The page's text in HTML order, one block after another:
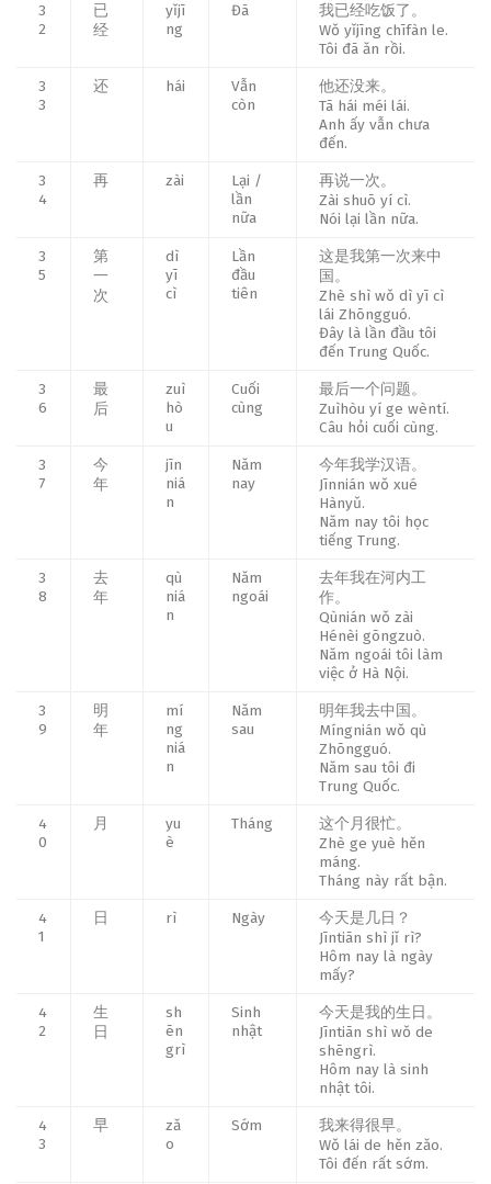
3
2
已
经
yǐjī
ng
Đã
我已经吃饭了。
Wǒ yǐjīng chīfàn le.
Tôi đã ăn rồi.
3
3
还 hái
Vẫn
còn
他还没来。
Tā hái méi lái.
Anh ấy vẫn chưa
đến.
3
4
再 zài
Lại /
lần
nữa
再说一次。
Zài shuō yí cì.
Nói lại lần nữa.
3
5
第
一
次
dì
yī
cì
Lần
đầu
tiên
这是我第一次来中
国。
Zhè shì wǒ dì yī cì
lái Zhōngguó.
Đây là lần đầu tôi
đến Trung Quốc.
3
6
最
后
zuì
hò
u
Cuối
cùng
最后一个问题。
Zuìhòu yí ge wèntí.
Câu hỏi cuối cùng.
3
7
今
年
jīn
niá
n
Năm
nay
今年我学汉语。
Jīnnián wǒ xué
Hànyǔ.
Năm nay tôi học
tiếng Trung.
3
8
去
年
qù
niá
n
Năm
ngoái
去年我在河内工
作。
Qùnián wǒ zài
Hénèi gōngzuò.
Năm ngoái tôi làm
việc ở Hà Nội.
3
9
明
年
mí
ng
niá
n
Năm
sau
明年我去中国。
Míngnián wǒ qù
Zhōngguó.
Năm sau tôi đi
Trung Quốc.
4
0
月
yu
è
Tháng
这个月很忙。
Zhè ge yuè hěn
máng.
Tháng này rất bận.
4
1
日 rì Ngày
今天是几日？
Jīntiān shì jǐ rì?
Hôm nay là ngày
mấy?
4
2
生
日
sh
ēn
grì
Sinh
nhật
今天是我的生日。
Jīntiān shì wǒ de
shēngrì.
Hôm nay là sinh
nhật tôi.
4
3
早
zǎ
o
Sớm
我来得很早。
Wǒ lái de hěn zǎo.
Tôi đến rất sớm.